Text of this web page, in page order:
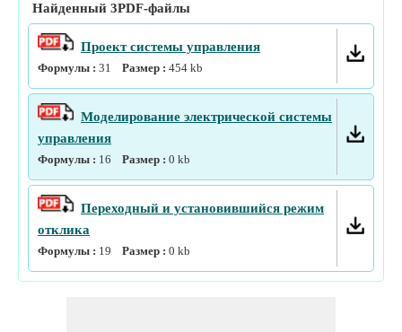
Найденный 3PDF-файлы
Проект системы управления
Формулы : 31 Размер : 454 kb
Моделирование электрической системы
управления
Формулы : 16 Размер : 0 kb
Переходный и установившийся режим
отклика
Формулы : 19 Размер : 0 kb